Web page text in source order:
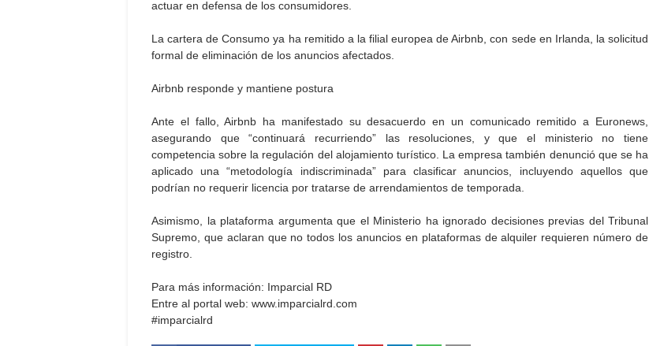
actuar en defensa de los consumidores.
La cartera de Consumo ya ha remitido a la filial europea de Airbnb, con sede en Irlanda, la solicitud
formal de eliminación de los anuncios afectados.
Airbnb responde y mantiene postura
Ante el fallo, Airbnb ha manifestado su desacuerdo en un comunicado remitido a Euronews,
asegurando que “continuará recurriendo” las resoluciones, y que el ministerio no tiene
competencia sobre la regulación del alojamiento turístico. La empresa también denunció que se ha
aplicado una “metodología indiscriminada” para clasificar anuncios, incluyendo aquellos que
podrían no requerir licencia por tratarse de arrendamientos de temporada.
Asimismo, la plataforma argumenta que el Ministerio ha ignorado decisiones previas del Tribunal
Supremo, que aclaran que no todos los anuncios en plataformas de alquiler requieren número de
registro.
Para más información: Imparcial RD
Entre al portal web: www.imparcialrd.com
#imparcialrd